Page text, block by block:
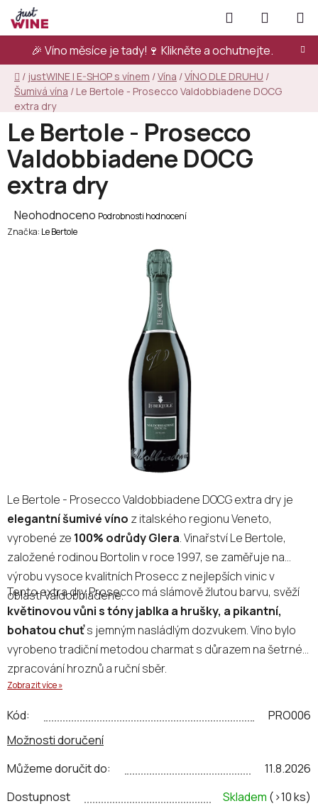
Přejít
na
obsah
🎉 Víno měsíce je tady!🍷 Klikněte a ochutnejte.
Hledat
KOŠÍK
Domů
/ justWINE | E-SHOP s vínem /Vína /VÍNO DLE DRUHU /
Šumivá vína / Le Bertole - Prosecco Valdobbiadene DOCG
extra dry
Le Bertole - Prosecco Valdobbiadene DOCG extra dry je
elegantní šumivé víno z italského regionu Veneto,
vyrobené ze 100% odrůdy Glera. Vinařství Le Bertole,
založené rodinou Bortolin v roce 1997, se zaměřuje na
výrobu vysoce kvalitních Prosecc z nejlepších vinic v
oblasti Valdobbiadene.
Tento extra dry Prosecco má slámově žlutou barvu, svěží
květinovou vůni s tóny jablka a hrušky, a pikantní,
bohatou chuťs jemným nasládlým dozvukem. Víno bylo
vyrobeno tradiční metodou charmat s důrazem na šetrné
zpracování hroznů a ruční sběr.
Zobrazit více »
Dostupnost Skladem (>10 ks)
Můžeme doručit do: 11.8.2026
Možnosti doručení
Kód: PRO006
Le Bertole - Prosecco
Valdobbiadene DOCG
extra dry
Průměrné
hodnocení
Neohodnoceno Podrobnosti hodnocení
Značka: Le Bertole